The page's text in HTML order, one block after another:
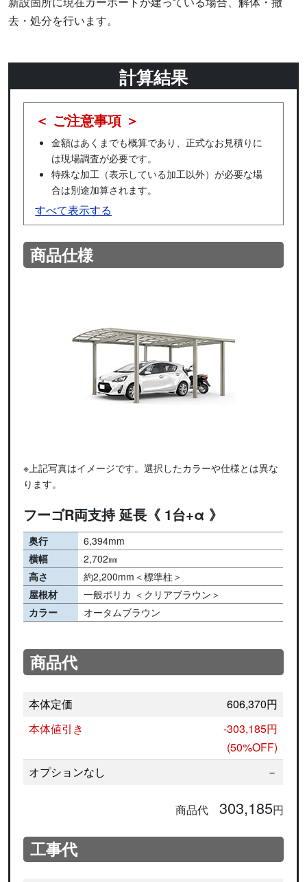
去・処分を行います。
計算結果
＜ ご注意事項 ＞
金額はあくまでも概算であり、正式なお見積りに
は現場調査が必要です。
特殊な加工（表示している加工以外）が必要な場
合は別途加算されます。
すべて表示する
商品仕様
※上記写真はイメージです。選択したカラーや仕様とは異な
ります。
フーゴR両支持 延長《 1台+α 》
奥行
6,394mm
横幅
2,702㎜
高さ
約2,200mm＜標準柱＞
屋根材
一般ポリカ ＜クリアブラウン＞
カラー
オータムブラウン
商品代
本体定価
606,370円
本体値引き
-303,185円
(50%OFF)
オプションなし
－
商品代 303,185円
工事代